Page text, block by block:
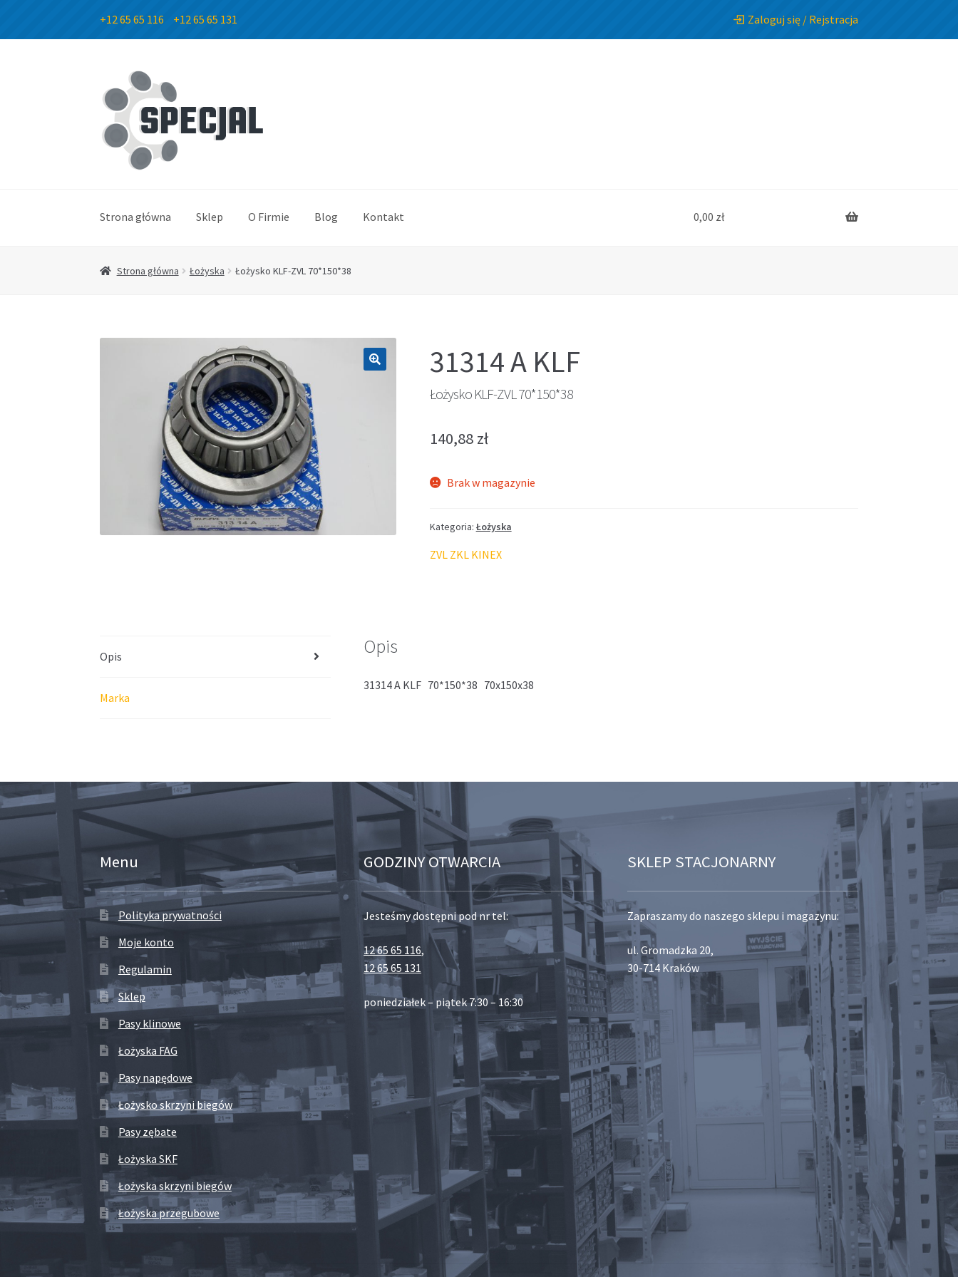
+12 65 65 116 +12 65 65 131 Zaloguj się / Rejstracja
Przejdź
do
nawigacji
Przejdź
do
treści
Strona główna Sklep O Firmie Blog Kontakt 0,00 zł
Strona główna Łożyska Łożysko KLF-ZVL 70*150*38
31314 A KLF
Łożysko KLF-ZVL 70*150*38
140,88 zł
Brak w magazynie
Kategoria: Łożyska
ZVL ZKL KINEX
Opis
Marka
Opis
31314 A KLF 70*150*38 70x150x38
Menu
Polityka prywatności
Moje konto
Regulamin
Sklep
Pasy klinowe
Łożyska FAG
Pasy napędowe
Łożysko skrzyni biegów
Pasy zębate
Łożyska SKF
Łożyska skrzyni biegów
Łożyska przegubowe
GODZINY OTWARCIA
Jesteśmy dostępni pod nr tel:
12 65 65 116,
12 65 65 131
poniedziałek – piątek 7:30 – 16:30
SKLEP STACJONARNY
Zapraszamy do naszego sklepu i magazynu:
ul. Gromadzka 20,
30-714 Kraków